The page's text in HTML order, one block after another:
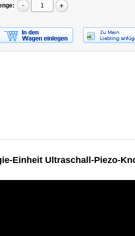
Einheit Ultraschall-Piezo-